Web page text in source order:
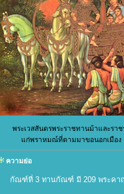
พระเวสสันดรพระราชทานม้าและราช
แก่พราหมณ์ที่ตามมาขอนอกเมือง
ความย่อ
กัณฑ์ที่ 3 ทานกัณฑ์ มี 209 พระคา